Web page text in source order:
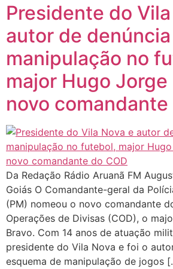
Presidente do
autor de
manipulação no
major Hugo Jorge
novo comandante
Da Redação Rádio Aruanã FM
Goiás O Comandante-geral da
(PM) nomeou o novo comandante
Operações de Divisas (COD), o
Bravo. Com 14 anos de atuação
presidente do Vila Nova e foi o
esquema de manipulação de jogos